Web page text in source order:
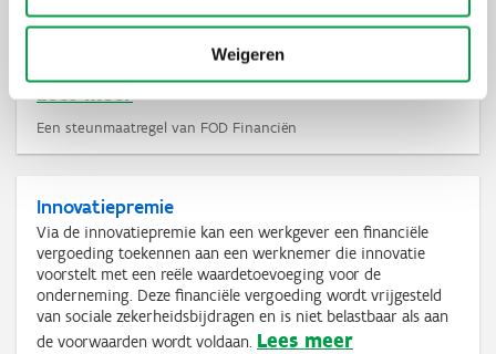
Weigeren
Ondernemingen die investeren in octrooien en/of
milieuvriendelijke investeringen in onderzoek en
ontwikkeling kunnen genieten van een belastingkrediet.
Lees meer
Een steunmaatregel van FOD Financiën
Innovatiepremie
Via de innovatiepremie kan een werkgever een financiële
vergoeding toekennen aan een werknemer die innovatie
voorstelt met een reële waardetoevoeging voor de
onderneming. Deze financiële vergoeding wordt vrijgesteld
van sociale zekerheidsbijdragen en is niet belastbaar als aan
de voorwaarden wordt voldaan. Lees meer